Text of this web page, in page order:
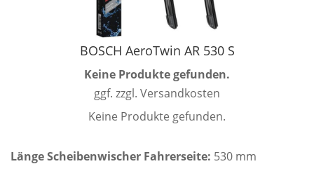
BOSCH AeroTwin AR 530 S
Keine Produkte gefunden.
ggf. zzgl. Versandkosten
Keine Produkte gefunden.
Länge Scheibenwischer Fahrerseite: 530 mm